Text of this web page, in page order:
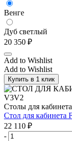
Венге
Дуб светлый
20 350 ₽
Add to Wishlist
Add to Wishlist
Купить в 1 клик
Столы для кабинета
Стол для
22 110 ₽
-